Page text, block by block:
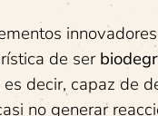
de ser
es decir, capaz de
no generar